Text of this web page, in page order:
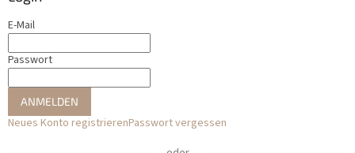
E-Mail
Passwort
ANMELDEN
Neues Konto registrierenPasswort vergessen